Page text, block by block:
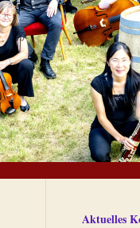
Aktuelles